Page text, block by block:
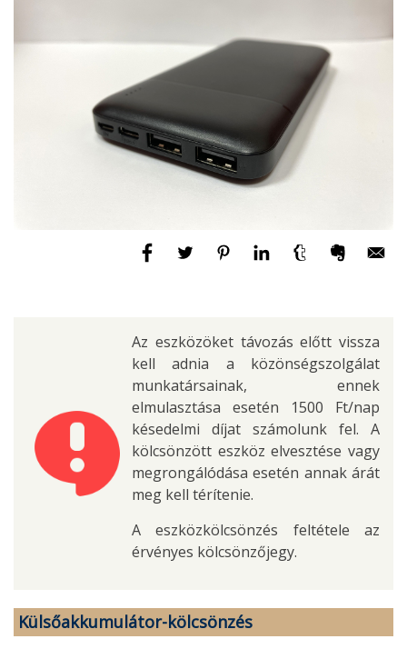
Az eszközöket távozás előtt vissza
kell adnia a közönségszolgálat
munkatársainak, ennek
elmulasztása esetén 1500 Ft/nap
késedelmi díjat számolunk fel. A
kölcsönzött eszköz elvesztése vagy
megrongálódása esetén annak árát
meg kell térítenie.
A eszközkölcsönzés feltétele az
érvényes kölcsönzőjegy.
Külsőakkumulátor-kölcsönzés